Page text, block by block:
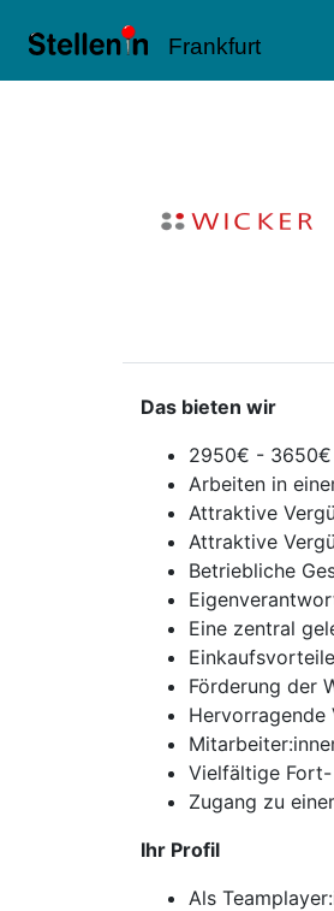
Frankfurt
Das bieten wir
2950€ -
Arbeiten in
Attraktive
Attraktive
Betriebliche
Eine zentral
Förderung der
Hervorragende
Vielfältige
Zugang zu
Ihr Profil
Als